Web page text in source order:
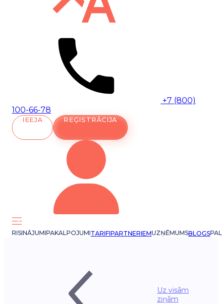
+7 (800)
100-66-78
IEEJA REĢISTRĀCIJA
RISINĀJUMIPAKALPOJUMITARIFIPARTNERIEMUZŅĒMUMSBLOGS
Uz visām
ziņām